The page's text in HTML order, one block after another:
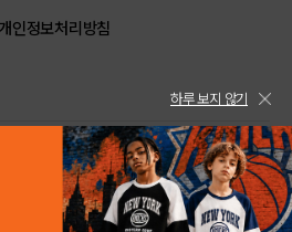
개인정보처리방침
(논현동, 한세엠케이빌딩)
강남-04239
하루 보지 않기